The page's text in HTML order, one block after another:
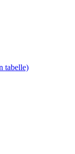
tabelle)